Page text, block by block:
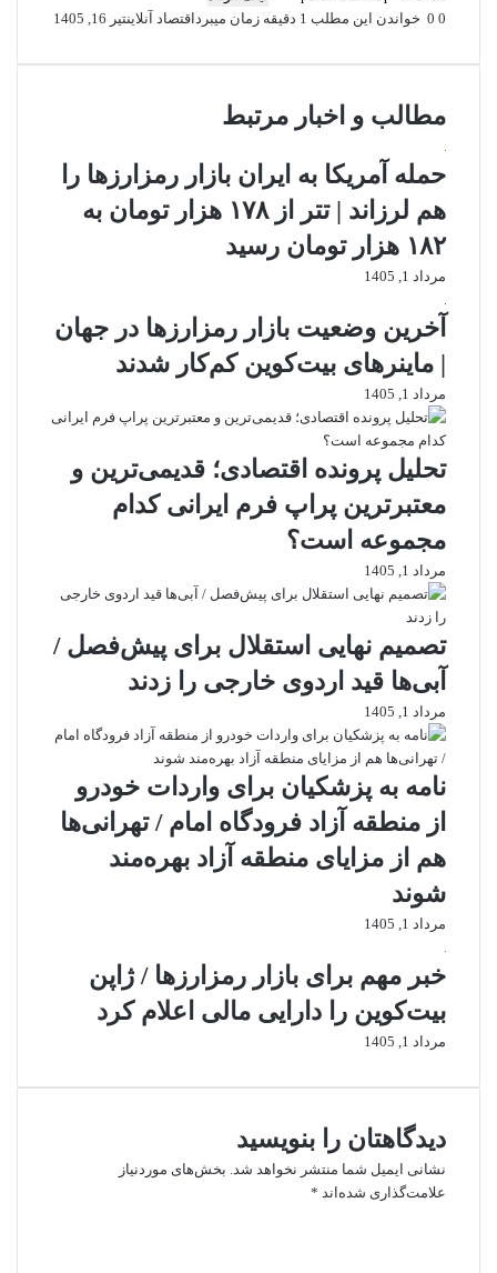
اقتصاد آنلاینتیر 16, 1405 0 خواندن این مطلب 1 دقیقه زمان میبرد
مطالب و اخبار مرتبط
حمله آمریکا به ایران بازار رمزارزها را
هم لرزاند | تتر از ۱۷۸ هزار تومان به
۱۸۲ هزار تومان رسید
مرداد 1, 1405
آخرین وضعیت بازار رمزارزها در جهان
| ماینرهای بیت‌کوین کم‌کار شدند
مرداد 1, 1405
تحلیل پرونده اقتصادی؛ قدیمی‌ترین و
معتبرترین پراپ فرم ایرانی کدام
مجموعه است؟
مرداد 1, 1405
تصمیم نهایی استقلال برای پیش‌فصل /
آبی‌ها قید اردوی خارجی را زدند
مرداد 1, 1405
نامه به پزشکیان برای واردات خودرو
از منطقه آزاد فرودگاه امام / تهرانی‌ها
هم از مزایای منطقه آزاد بهره‌مند
شوند
مرداد 1, 1405
خبر مهم برای بازار رمزارزها / ژاپن
بیت‌کوین را دارایی مالی اعلام کرد
مرداد 1, 1405
دیدگاهتان را بنویسید
نشانی ایمیل شما منتشر نخواهد شد. بخش‌های موردنیاز
علامت‌گذاری شده‌اند *